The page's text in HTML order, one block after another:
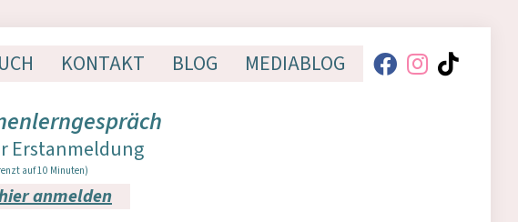
Erstanmeldung
auf 10 Minuten)
anmelden
KONTAKT BLOG MEDIABLOG